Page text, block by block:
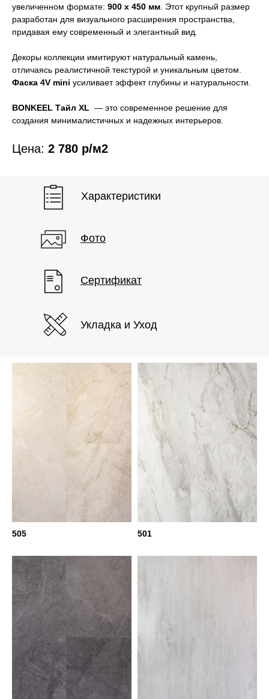
увеличенном формате: 900 x 450 мм. Этот крупный размер
разработан для визуального расширения пространства,
придавая ему современный и элегантный вид.
Декоры коллекции имитируют натуральный камень,
отличаясь реалистичной текстурой и уникальным цветом.
Фаска 4V mini усиливает эффект глубины и натуральности.
BONKEEL Тайл XL — это современное решение для
создания минималистичных и надежных интерьеров.
Цена: 2 780 р/м2
Характеристики Фото
Характеристики
Фото
Сертификат
Укладка и Уход
505 501